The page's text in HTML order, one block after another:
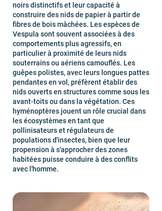
noirs distinctifs et leur capacité à
construire des nids de papier à partir de
fibres de bois mâchées. Les espèces de
Vespula sont souvent associées à des
comportements plus agressifs, en
particulier à proximité de leurs nids
souterrains ou aériens camouflés. Les
guêpes polistes, avec leurs longues pattes
pendantes en vol, préfèrent établir des
nids ouverts en structures comme sous les
avant-toits ou dans la végétation. Ces
hyménoptères jouent un rôle crucial dans
les écosystèmes en tant que
pollinisateurs et régulateurs de
populations d'insectes, bien que leur
propension à s'approcher des zones
habitées puisse conduire à des conflits
avec l'homme.